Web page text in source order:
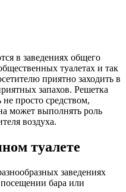
в заведениях общего
туалетах и так
приятно заходить в
запахов. Решетка
просто средством,
может выполнять роль
воздуха.
туалете
заведениях
бара или